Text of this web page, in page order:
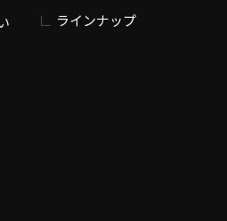
ラインナップ